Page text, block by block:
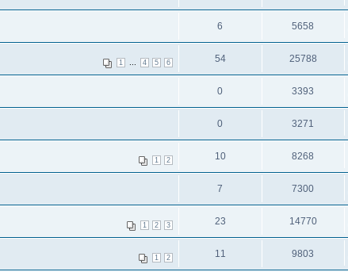
6 5658
1 4 5 6 54 25788
0 3393
0 3271
1 2 10 8268
7 7300
1 2 3 23 14770
1 2 11 9803